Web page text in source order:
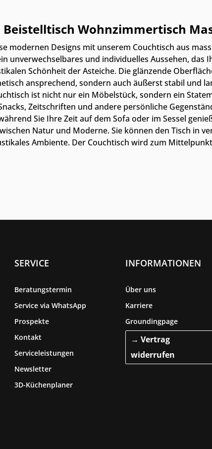
Wohnzimmertisch
modernen Designs mit unserem Couchtisch aus
unverwechselbares und individuelles Aussehen,
Schönheit der Asteiche. Die glänzende
ansprechend, sondern auch äußerst stabil und
ist nicht nur ein Möbelstück, sondern ein
Zeitschriften und andere persönliche
Sie Ihre Zeit auf dem Sofa oder im Sessel
Natur und Moderne. Sie können den Tisch in
Ambiente. Der Couchtisch wird zum
SERVICE
Beratungstermin
Service via WhatsApp
Prospekte
Kontakt
Serviceleistungen
Newsletter
3D-Küchenplaner
INFORMATIONEN
Über uns
Karriere
Groundingpage
→ Vertrag
widerrufen